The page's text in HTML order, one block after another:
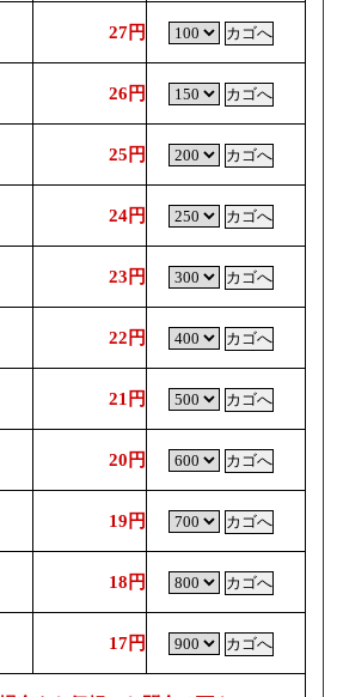
27円
26円
25円
24円
23円
22円
21円
20円
19円
18円
17円